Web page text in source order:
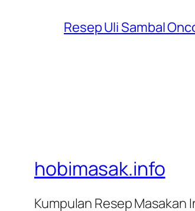
Resep Uli Sambal
hobimasak.info
Kumpulan Resep Masakan